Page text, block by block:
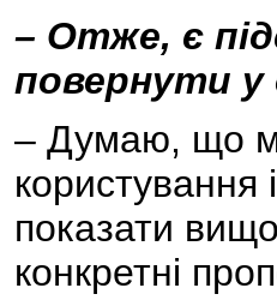
– Отже, є
повернути у
– Думаю, що
користування
показати
конкретні